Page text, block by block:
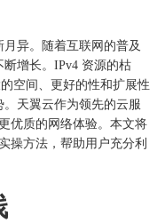
异。随着互联网的普及
增长。 IPv4 资源的枯
空间、更好的性和扩展性
天翼云作为领先的云服
优质的网络体验。本文将
操方法，帮助用户充分利